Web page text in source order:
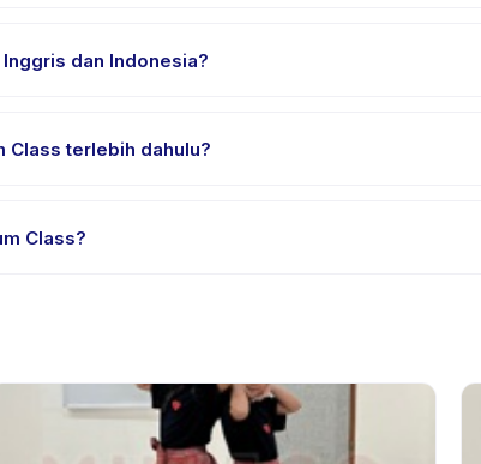
dan Indonesia?
Class terlebih dahulu?
Class?